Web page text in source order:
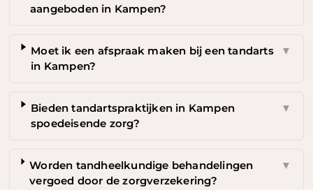
aangeboden in Kampen?
Moet ik een afspraak maken bij een tandarts
in Kampen?
▼
Bieden tandartspraktijken in Kampen
spoedeisende zorg?
▼
Worden tandheelkundige behandelingen
vergoed door de zorgverzekering?
▼